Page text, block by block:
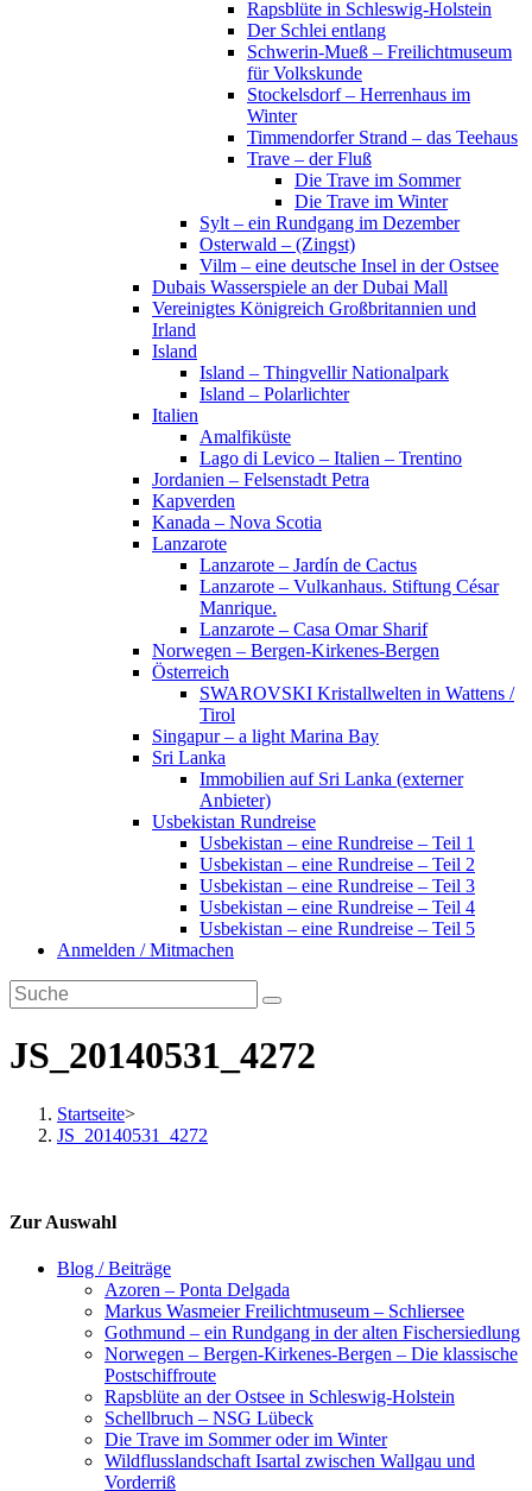
Rapsblüte in Schleswig-Holstein
Der Schlei entlang
Schwerin-Mueß – Freilichtmuseum
für Volkskunde
Stockelsdorf – Herrenhaus im
Winter
Timmendorfer Strand – das Teehaus
Trave – der Fluß
Die Trave im Sommer
Die Trave im Winter
Sylt – ein Rundgang im Dezember
Osterwald – (Zingst)
Vilm – eine deutsche Insel in der Ostsee
Dubais Wasserspiele an der Dubai Mall
Vereinigtes Königreich Großbritannien und
Irland
Island
Island – Thingvellir Nationalpark
Island – Polarlichter
Italien
Amalfiküste
Lago di Levico – Italien – Trentino
Jordanien – Felsenstadt Petra
Kapverden
Kanada – Nova Scotia
Lanzarote
Lanzarote – Jardín de Cactus
Lanzarote – Vulkanhaus. Stiftung César
Manrique.
Lanzarote – Casa Omar Sharif
Norwegen – Bergen-Kirkenes-Bergen
Österreich
SWAROVSKI Kristallwelten in Wattens /
Tirol
Singapur – a light Marina Bay
Sri Lanka
Immobilien auf Sri Lanka (externer
Anbieter)
Usbekistan Rundreise
Usbekistan – eine Rundreise – Teil 1
Usbekistan – eine Rundreise – Teil 2
Usbekistan – eine Rundreise – Teil 3
Usbekistan – eine Rundreise – Teil 4
Usbekistan – eine Rundreise – Teil 5
Anmelden / Mitmachen
JS_20140531_4272
Startseite>
JS_20140531_4272
Zur Auswahl
Blog / Beiträge
Azoren – Ponta Delgada
Markus Wasmeier Freilichtmuseum – Schliersee
Gothmund – ein Rundgang in der alten Fischersiedlung
Norwegen – Bergen-Kirkenes-Bergen – Die klassische
Postschiffroute
Rapsblüte an der Ostsee in Schleswig-Holstein
Schellbruch – NSG Lübeck
Die Trave im Sommer oder im Winter
Wildflusslandschaft Isartal zwischen Wallgau und
Vorderriß